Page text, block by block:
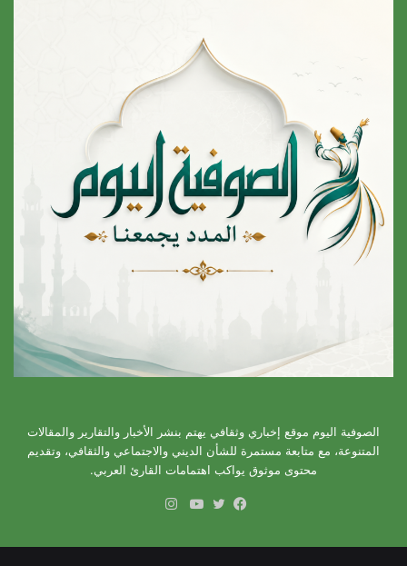
الصوفية اليوم موقع إخباري وثقافي يهتم بنشر الأخبار والتقارير والمقالات
المتنوعة، مع متابعة مستمرة للشأن الديني والاجتماعي والثقافي، وتقديم
محتوى موثوق يواكب اهتمامات القارئ العربي.